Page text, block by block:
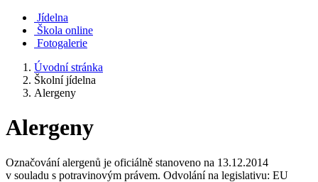
Jídelna
Škola online
Fotogalerie
Úvodní stránka
Školní jídelna
Alergeny
Alergeny
Označování alergenů je oficiálně stanoveno na 13.12.2014
v souladu s potravinovým právem. Odvolání na legislativu: EU